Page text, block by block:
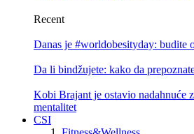
Recent
Danas je #worldobesityday: budite
Da li bindžujete: kako da
Kobi Brajant je ostavio nadahnuće
mentalitet
CSI